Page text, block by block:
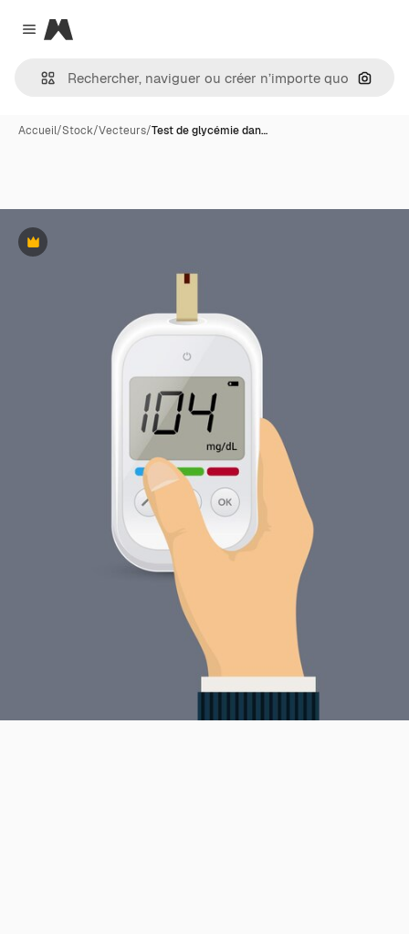
Close menu
Magnific
Accueil/Stock/Vecteurs/Test de glycémie dan…
Premium